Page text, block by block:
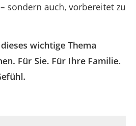
sondern auch, vorbereitet zu
wichtige Thema
Für Sie. Für Ihre Familie.